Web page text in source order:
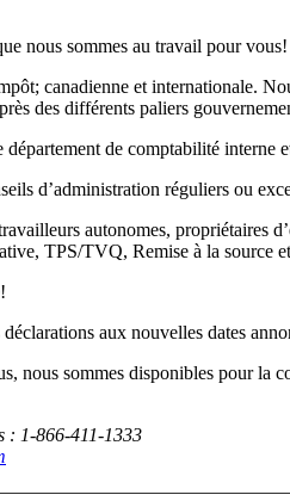
nous sommes au travail pour vous!
canadienne et internationale.
des différents paliers
de comptabilité interne
d’administration réguliers ou
autonomes, propriétaires
TPS/TVQ, Remise à la source
aux nouvelles dates
nous sommes disponibles pour la
: 1-866-411-1333